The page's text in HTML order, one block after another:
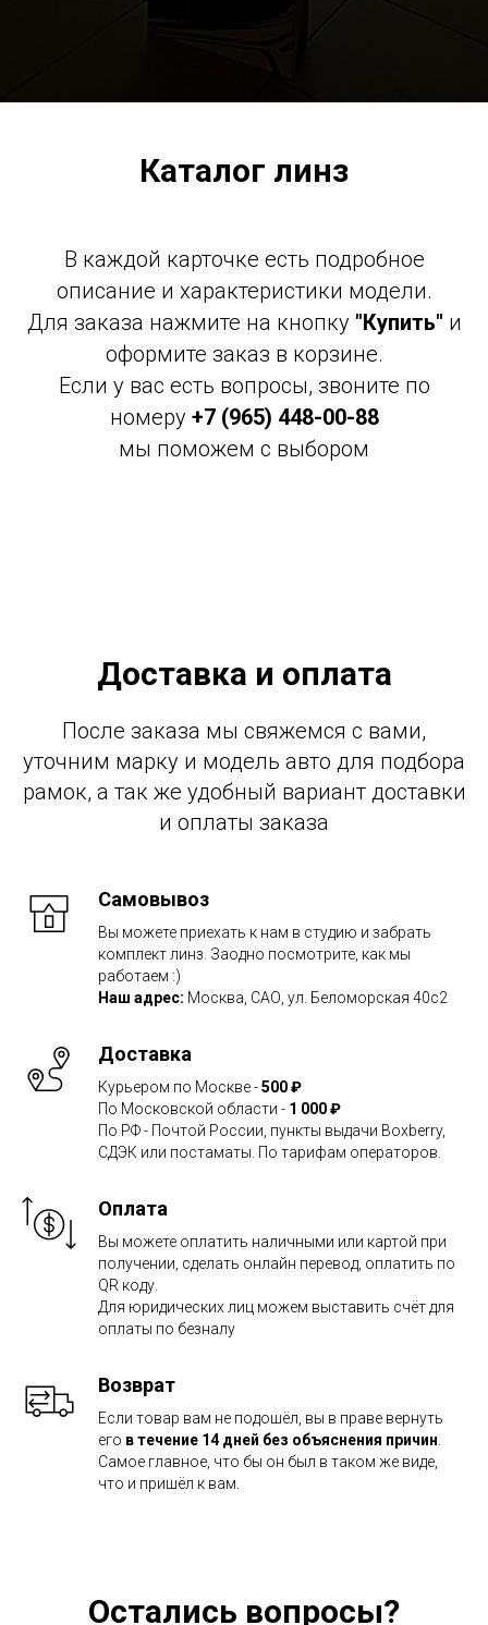
Каталог линз
В каждой карточке есть подробное
описание и характеристики модели.
Для заказа нажмите на кнопку "Купить" и
оформите заказ в корзине.
Если у вас есть вопросы, звоните по
номеру +7 (965) 448-00-88
мы поможем с выбором
Доставка и оплата
После заказа мы свяжемся с вами,
уточним марку и модель авто для подбора
рамок, а так же удобный вариант доставки
и оплаты заказа
Самовывоз
Вы можете приехать к нам в студию и забрать
комплект линз. Заодно посмотрите, как мы
работаем :)
Наш адрес: Москва, САО, ул. Беломорская 40с2
Доставка
Курьером по Москве -500 ₽
По Московской области - 1 000 ₽
По РФ - Почтой России, пункты выдачи Boxberry,
СДЭК или постаматы. По тарифам операторов.
Оплата
Вы можете оплатить наличными или картой при
получении, сделать онлайн перевод, оплатить по
QR коду.
Для юридических лиц можем выставить счёт для
оплаты по безналу
Возврат
Если товар вам не подошёл, вы в праве вернуть
его в течение 14 дней без объяснения причин
Самое главное, что бы он был в таком же виде,
что и пришёл к вам.
Остались вопросы?